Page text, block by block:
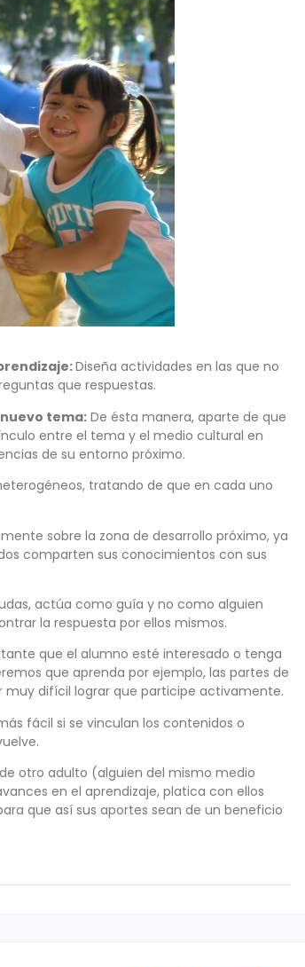
Diseña actividades en las que no
que respuestas.
tema: De ésta manera, aparte de que
entre el tema y el medio cultural en
de su entorno próximo.
tratando de que en cada uno
sobre la zona de desarrollo próximo, ya
comparten sus conocimientos con sus
actúa como guía y no como alguien
la respuesta por ellos mismos.
que el alumno esté interesado o tenga
que aprenda por ejemplo, las partes de
muy difícil lograr que participe activamente.
fácil si se vinculan los contenidos o
otro adulto (alguien del mismo medio
en el aprendizaje, platica con ellos
que así sus aportes sean de un beneficio